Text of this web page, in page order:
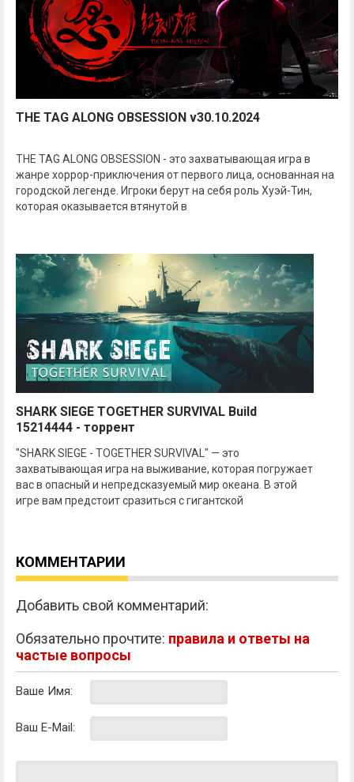
THE TAG ALONG OBSESSION v30.10.2024
THE TAG ALONG OBSESSION - это захватывающая игра в
жанре хоррор-приключения от первого лица, основанная на
городской легенде. Игроки берут на себя роль Хуэй-Тин,
которая оказывается втянутой в
SHARK SIEGE TOGETHER SURVIVAL Build
15214444 - торрент
"SHARK SIEGE - TOGETHER SURVIVAL" — это
захватывающая игра на выживание, которая погружает
вас в опасный и непредсказуемый мир океана. В этой
игре вам предстоит сразиться с гигантской
КОММЕНТАРИИ
Добавить свой комментарий:
Обязательно прочтите: правила и ответы на
частые вопросы
Ваше Имя:
Ваш E-Mail: